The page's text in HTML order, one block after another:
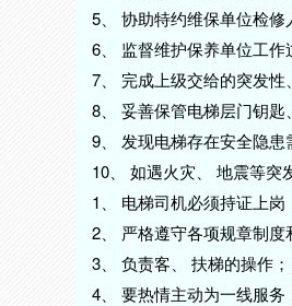
5、 协助特约维保单位检修
6、 监督维护保养单位工作
7、 完成上级交给的突发性
8、 妥善保管电梯层门钥匙
9、 发现电梯存在安全隐患
10、 如遇火灾、 地震等突
1、 电梯司机必须持证上
2、 严格遵守各项规章制度
3、 负责客、 扶梯的操作
4、 要热情主动为一线服务